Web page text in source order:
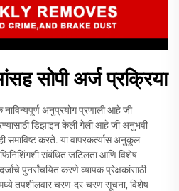
सोपी अर्ज प्रक्रिया
अनुप्रयोग प्रणाली आहे जी
डिझाइन केली गेली आहे जी अनुभवी
समाविष्ट करते. या वापरकर्त्यास अनुकूल
संबंधित जटिलता आणि विशेष
पुनर्संचयित करणे व्यापक प्रेक्षकांसाठी
तपशीलवार चरण-दर-चरण सूचना, विशेष